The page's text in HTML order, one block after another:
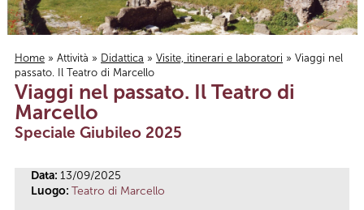
Tu sei qui
Home » Attività » Didattica » Visite, itinerari e laboratori » Viaggi nel
passato. Il Teatro di Marcello
Viaggi nel passato. Il Teatro di
Marcello
Speciale Giubileo 2025
Data: 13/09/2025
Luogo: Teatro di Marcello